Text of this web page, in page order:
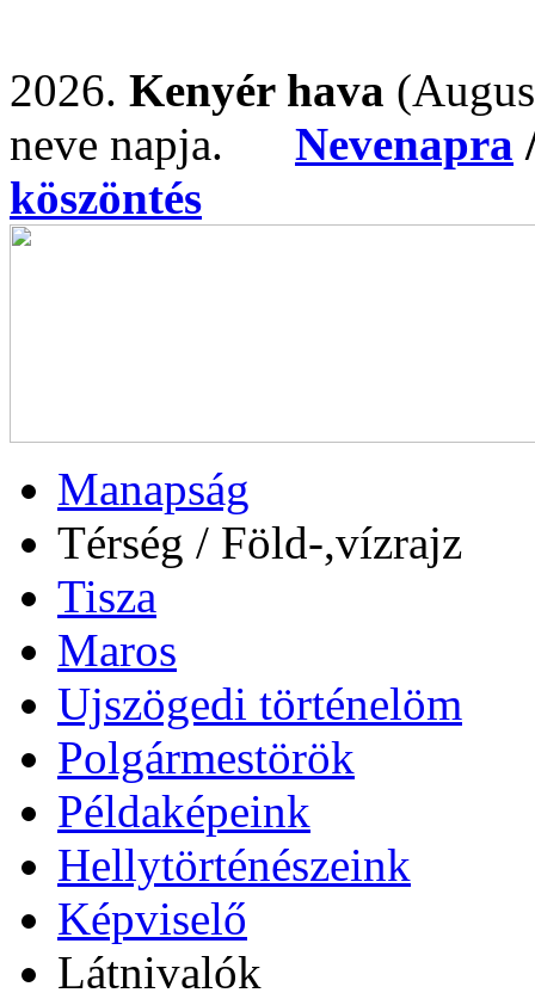
2026. Kenyér hava
neve napja. Nevenapra
köszöntés
Manapság
Térség / Föld-,vízrajz
Tisza
Maros
Ujszögedi történelöm
Polgármestörök
Példaképeink
Hellytörténészeink
Képviselő
Látnivalók